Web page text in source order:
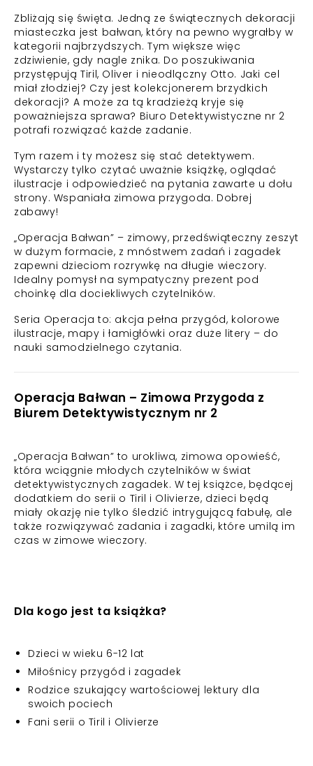
Zbliżają się święta. Jedną ze świątecznych dekoracji
miasteczka jest bałwan, który na pewno wygrałby w
kategorii najbrzydszych. Tym większe więc
zdziwienie, gdy nagle znika. Do poszukiwania
przystępują Tiril, Oliver i nieodlączny Otto. Jaki cel
miał złodziej? Czy jest kolekcjonerem brzydkich
dekoracji? A może za tą kradzieżą kryje się
poważniejsza sprawa? Biuro Detektywistyczne nr 2
potrafi rozwiązać każde zadanie.
Tym razem i ty możesz się stać detektywem.
Wystarczy tylko czytać uważnie książkę, oglądać
ilustracje i odpowiedzieć na pytania zawarte u dołu
strony. Wspaniała zimowa przygoda. Dobrej
zabawy!
„Operacja Bałwan” – zimowy, przedświąteczny zeszyt
w dużym formacie, z mnóstwem zadań i zagadek
zapewni dzieciom rozrywkę na długie wieczory.
Idealny pomysł na sympatyczny prezent pod
choinkę dla dociekliwych czytelników.
Seria Operacja to: akcja pełna przygód, kolorowe
ilustracje, mapy i łamigłówki oraz duże litery – do
nauki samodzielnego czytania.
Operacja Bałwan – Zimowa Przygoda z
Biurem Detektywistycznym nr 2
„Operacja Bałwan” to urokliwa, zimowa opowieść,
która wciągnie młodych czytelników w świat
detektywistycznych zagadek. W tej książce, będącej
dodatkiem do serii o Tiril i Olivierze, dzieci będą
miały okazję nie tylko śledzić intrygującą fabułę, ale
także rozwiązywać zadania i zagadki, które umilą im
czas w zimowe wieczory.
Dla kogo jest ta książka?
Dzieci w wieku 6-12 lat
Miłośnicy przygód i zagadek
Rodzice szukający wartościowej lektury dla
swoich pociech
Fani serii o Tiril i Olivierze